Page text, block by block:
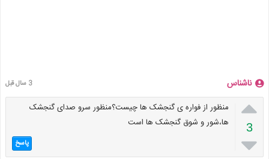
ناشناس 3 سال قبل

3

منظور از فواره ی گنجشک ها چیست؟منظور سرو صدای گنجشک
ها،شور و شوق گنجشک ها است
پاسخ